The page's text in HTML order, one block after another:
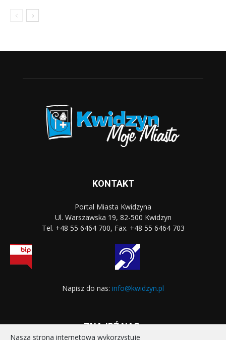
KONTAKT
Portal Miasta Kwidzyna
Ul. Warszawska 19, 82-500 Kwidzyn
Tel. +48 55 6464 700, Fax. +48 55 6464 703
Napisz do nas: info@kwidzyn.pl
ZNAJDŹ NAS:
Nasza strona internetowa wykorzystuje